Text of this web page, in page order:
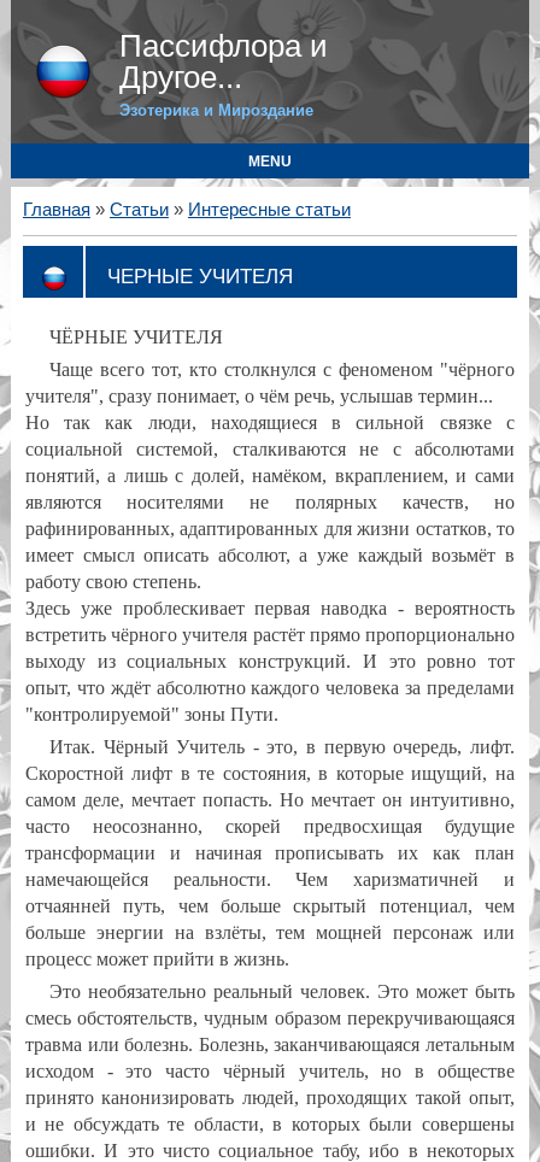
Пассифлора и
Другое...
Эзотерика и Мироздание
MENU
Главная » Статьи» Интересные статьи
ЧЕРНЫЕ УЧИТЕЛЯ
ЧЁРНЫЕ УЧИТЕЛЯ
Чаще всего тот, кто столкнулся с феноменом "чёрного
учителя", сразу понимает, о чём речь, услышав термин...
Но так как люди, находящиеся в сильной связке с
социальной системой, сталкиваются не с абсолютами
понятий, а лишь с долей, намёком, вкраплением, и сами
являются носителями не полярных качеств, но
рафинированных, адаптированных для жизни остатков, то
имеет смысл описать абсолют, а уже каждый возьмёт в
работу свою степень.
Здесь уже проблескивает первая наводка - вероятность
встретить чёрного учителя растёт прямо пропорционально
выходу из социальных конструкций. И это ровно тот
опыт, что ждёт абсолютно каждого человека за пределами
"контролируемой" зоны Пути.
Итак. Чёрный Учитель - это, в первую очередь, лифт.
Скоростной лифт в те состояния, в которые ищущий, на
самом деле, мечтает попасть. Но мечтает он интуитивно,
часто неосознанно, скорей предвосхищая будущие
трансформации и начиная прописывать их как план
намечающейся реальности. Чем харизматичней и
отчаянней путь, чем больше скрытый потенциал, чем
больше энергии на взлёты, тем мощней персонаж или
процесс может прийти в жизнь.
Это необязательно реальный человек. Это может быть
смесь обстоятельств, чудным образом перекручивающаяся
травма или болезнь. Болезнь, заканчивающаяся летальным
исходом - это часто чёрный учитель, но в обществе
принято канонизировать людей, проходящих такой опыт,
и не обсуждать те области, в которых были совершены
ошибки. И это чисто социальное табу, ибо в некоторых